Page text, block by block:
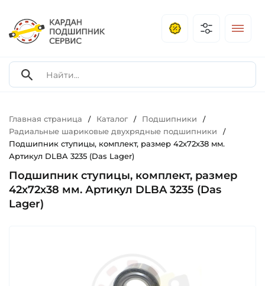
Главная страница / Каталог / Подшипники /
Радиальные шариковые двухрядные подшипники /
Подшипник ступицы, комплект, размер 42х72х38 мм.
Артикул DLBA 3235 (Das Lager)
Подшипник ступицы, комплект, размер
42х72х38 мм. Артикул DLBA 3235 (Das
Lager)